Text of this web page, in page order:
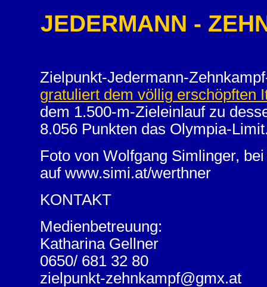
JEDERMANN -
Zielpunkt-Jedermann-
gratuliert dem völlig erschöpften
dem 1.500-m-Zieleinlauf zu
8.056 Punkten das Olympia-
Foto von Wolfgang Simlinger,
auf www.simi.at/werthner
KONTAKT
Medienbetreuung:
Katharina Gellner
0650/ 681 32 80
zielpunkt-zehnkampf@gmx.at